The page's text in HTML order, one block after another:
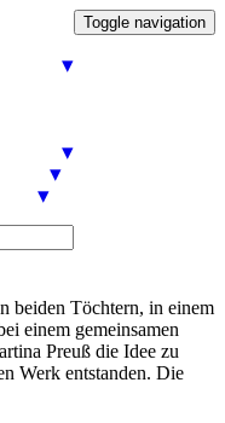
Toggle navigation
beiden Töchtern, in einem
einem gemeinsamen
Preuß die Idee zu
Werk entstanden. Die